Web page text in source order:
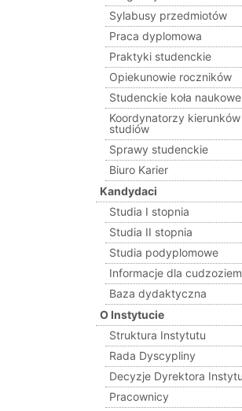
Sylabusy przedmiotów
Praca dyplomowa
Praktyki studenckie
Opiekunowie roczników
Studenckie koła naukowe
Koordynatorzy kierunków
studiów
Sprawy studenckie
Biuro Karier
Kandydaci
Studia I stopnia
Studia II stopnia
Studia podyplomowe
Informacje dla
Baza dydaktyczna
O Instytucie
Struktura Instytutu
Rada Dyscypliny
Decyzje Dyrektora
Pracownicy